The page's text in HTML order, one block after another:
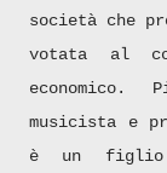
società che
votata al
musicista e
è un figlio